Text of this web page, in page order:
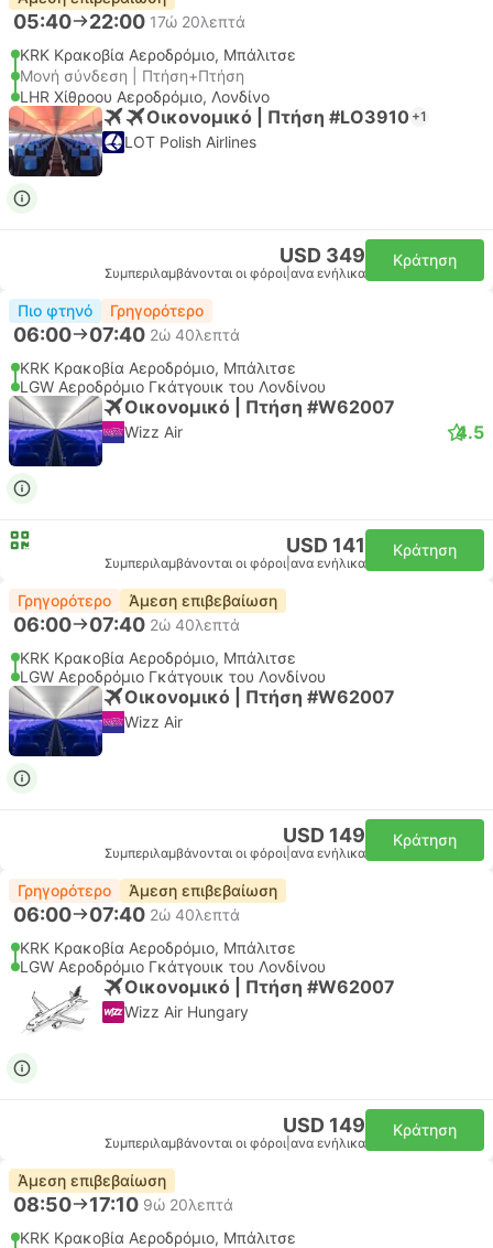
05:40 22:00 17ώ 20λεπτά
KRK Κρακοβία Αεροδρόμιο, Μπάλιτσε
Μονή σύνδεση | Πτήση+Πτήση
LHR Χίθροου Αεροδρόμιο, Λονδίνο
Οικονομικό | Πτήση #LO3910 +1
LOT Polish Airlines
USD 349
Συμπεριλαμβάνονται οι φόροι ανα ενήλικα
Κράτηση
Πιο φτηνό Γρηγορότερο
06:00 07:40 2ώ 40λεπτά
KRK Κρακοβία Αεροδρόμιο, Μπάλιτσε
LGW Αεροδρόμιο Γκάτγουικ του Λονδίνου
Οικονομικό | Πτήση #W62007
Wizz Air 4.5
USD 141
Συμπεριλαμβάνονται οι φόροι ανα ενήλικα
Κράτηση
Γρηγορότερο Άμεση επιβεβαίωση
06:00 07:40 2ώ 40λεπτά
KRK Κρακοβία Αεροδρόμιο, Μπάλιτσε
LGW Αεροδρόμιο Γκάτγουικ του Λονδίνου
Οικονομικό | Πτήση #W62007
Wizz Air
USD 149
Συμπεριλαμβάνονται οι φόροι ανα ενήλικα
Κράτηση
Γρηγορότερο Άμεση επιβεβαίωση
06:00 07:40 2ώ 40λεπτά
KRK Κρακοβία Αεροδρόμιο, Μπάλιτσε
LGW Αεροδρόμιο Γκάτγουικ του Λονδίνου
Οικονομικό | Πτήση #W62007
Wizz Air Hungary
USD 149
Συμπεριλαμβάνονται οι φόροι ανα ενήλικα
Κράτηση
Άμεση επιβεβαίωση
08:50 17:10 9ώ 20λεπτά
KRK Κρακοβία Αεροδρόμιο, Μπάλιτσε